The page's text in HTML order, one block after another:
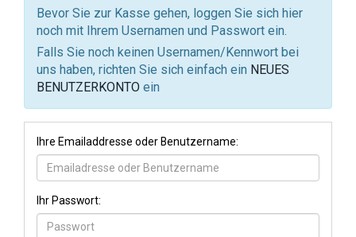
Bevor Sie zur Kasse gehen, loggen Sie sich hier
noch mit Ihrem Usernamen und Passwort ein.
Falls Sie noch keinen Usernamen/Kennwort bei
uns haben, richten Sie sich einfach ein NEUES
BENUTZERKONTO ein
Ihre Emailaddresse oder Benutzername:
Ihr Passwort: